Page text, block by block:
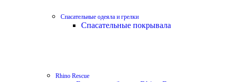
Спасательные одеяла и грелки
Спасательные покрывала
Rhino Rescue